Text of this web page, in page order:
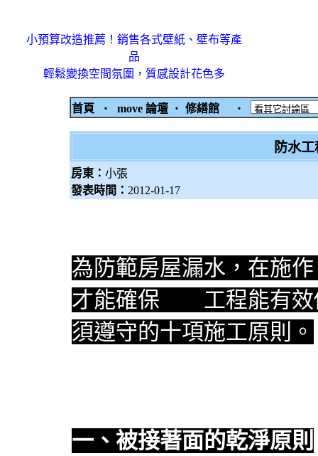
小預算改造推薦！銷售各式壁紙、壁布等產
品
輕鬆變換空間氛圍，質感設計花色多
首頁 ‧ move 論壇 ‧ 修繕館 ‧
防水
房東： 小張
發表時間： 2012-01-17
為防範房屋漏水，在施作
才能確保
工程能有
須遵守的十項施工原則。
一、被接著面的乾淨原則